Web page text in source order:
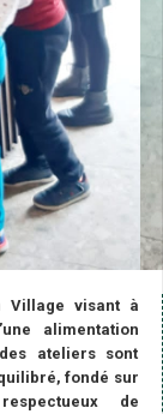
Village visant à
alimentation
ateliers sont
fondé sur
de